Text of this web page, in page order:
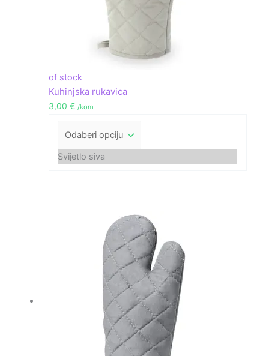
of stock
Kuhinjska rukavica
3,00 € /kom
Svijetlo siva